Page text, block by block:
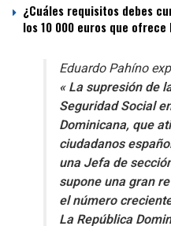
¿Cuáles requisitos debes
los 10 000 euros que
Eduardo Pahíno
« La supresión de
Seguridad Social
Dominicana, que
ciudadanos
una Jefa de
supone una gran
el número
La República